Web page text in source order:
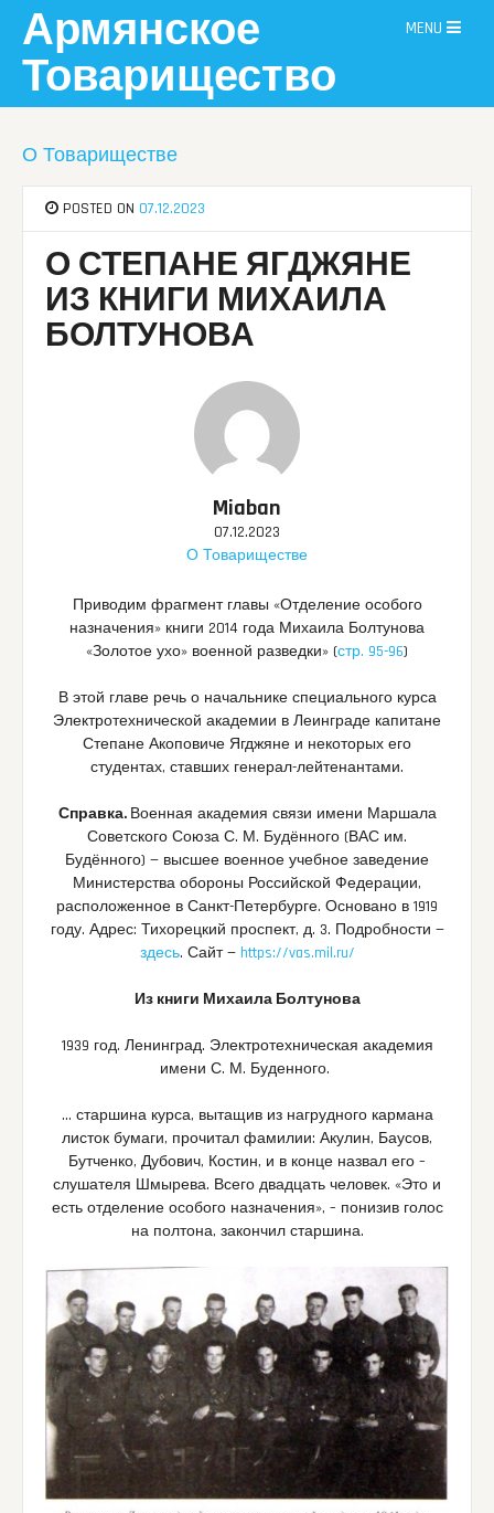
content
Армянское
Товарищество
MENU
О Товариществе
POSTED ON 07.12.2023
О СТЕПАНЕ ЯГДЖЯНЕ
ИЗ КНИГИ МИХАИЛА
БОЛТУНОВА
Miaban
07.12.2023
О Товариществе
Приводим фрагмент главы «Отделение особого
назначения» книги 2014 года Михаила Болтунова
«Золотое ухо» военной разведки» (стр. 95-96)
В этой главе речь о начальнике специального курса
Электротехнической академии в Леинграде капитане
Степане Акоповиче Ягджяне и некоторых его
студентах, ставших генерал-лейтенантами.
Справка. Военная академия связи имени Маршала
Советского Союза С. М. Будённого (ВАС им.
Будённого) — высшее военное учебное заведение
Министерства обороны Российской Федерации,
расположенное в Санкт-Петербурге. Основано в 1919
году. Адрес: Тихорецкий проспект, д. 3. Подробности —
здесь. Сайт — https://vas.mil.ru/
Из книги Михаила Болтунова
1939 год. Ленинград. Электротехническая академия
имени С. М. Буденного.
… старшина курса, вытащив из нагрудного кармана
листок бумаги, прочитал фамилии: Акулин, Баусов,
Бутченко, Дубович, Костин, и в конце назвал его –
слушателя Шмырева. Всего двадцать человек. «Это и
есть отделение особого назначения», – понизив голос
на полтона, закончил старшина.